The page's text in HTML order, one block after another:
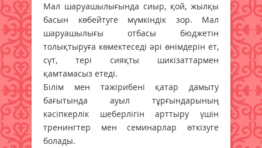
Мал шаруашылығында сиыр, қой, жылқы
басын көбейтуге мүмкіндік зор. Мал
шаруашылығы отбасы бюджетін
толықтыруға көмектеседі әрі өнімдерін ет,
сүт, тері сияқты шикізаттармен
қамтамасыз етеді.
Білім мен тәжірибені қатар дамыту
бағытында ауыл тұрғындарының
кәсіпкерлік шеберлігін арттыру үшін
тренингтер мен семинарлар өткізуге
болады.